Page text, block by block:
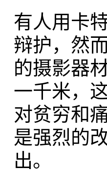
有人用卡
辩护，然
的摄影器
一千米，
对贫穷和
是强烈的
出。